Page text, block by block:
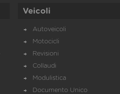
Veicoli
Autoveicoli
Motocicli
Revisioni
Collaudi
Modulistica
Documento Unico